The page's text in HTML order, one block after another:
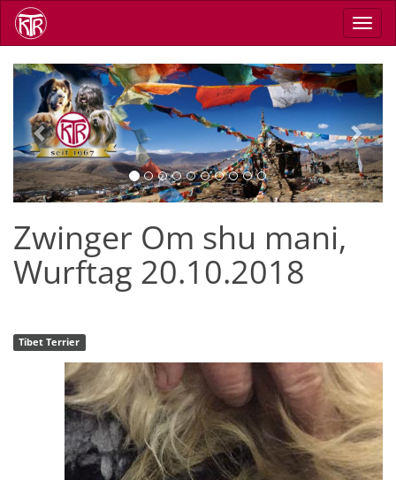
Direkt
zum
Inhalt
Previous Next
Zwinger Om shu mani,
Wurftag 20.10.2018
Tibet Terrier